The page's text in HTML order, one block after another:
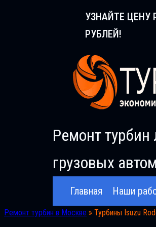
УЗНАЙТЕ ЦЕНУ
РУБЛЕЙ!
Ремонт турбин
грузовых
Главная Наши
Ремонт турбин в Москве » Турбины Isuzu